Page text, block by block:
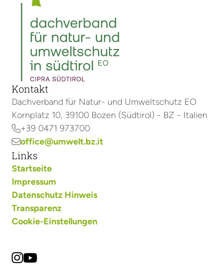
Kontakt
Dachverband für Natur- und Umweltschutz EO
Kornplatz 10, 39100 Bozen (Südtirol) - BZ - Italien
+39 0471 973700
office@umwelt.bz.it
Links
Startseite
Impressum
Datenschutz Hinweis
Transparenz
Cookie-Einstellungen
